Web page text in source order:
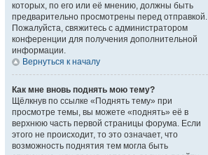
которых, по его или её мнению, должны быть
предварительно просмотрены перед отправкой.
Пожалуйста, свяжитесь с администратором
конференции для получения дополнительной
информации.
Вернуться к началу
Как мне вновь поднять мою тему?
Щёлкнув по ссылке «Поднять тему» при
просмотре темы, вы можете «поднять» её в
верхнюю часть первой страницы форума. Если
этого не происходит, то это означает, что
возможность поднятия тем могла быть